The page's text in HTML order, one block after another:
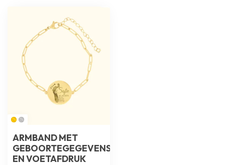
ARMBAND MET
GEBOORTEGEGEVENS
EN VOETAFDRUK